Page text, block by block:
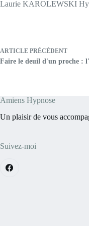
Laurie KAROLEWSKI
ARTICLE PRÉCÉDENT
Faire le deuil d'un proche :
Amiens Hypnose
Un plaisir de vous
Suivez-moi